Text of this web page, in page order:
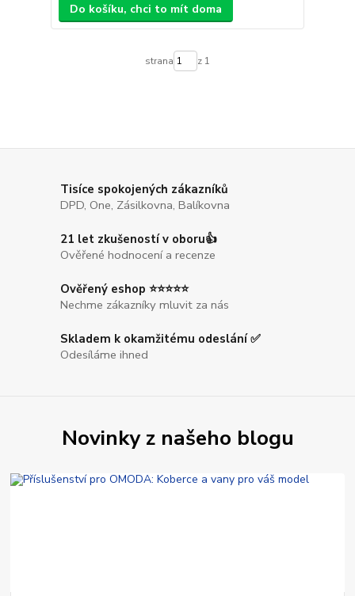
Do košíku, chci to mít doma
strana z 1
Tisíce spokojených zákazníků
DPD, One, Zásilkovna, Balíkovna
21 let zkušeností v oboru👍
Ověřené hodnocení a recenze
Ověřený eshop ⭐⭐⭐⭐⭐
Nechme zákazníky mluvit za nás
Skladem k okamžitému odeslání ✅
Odesíláme ihned
Novinky z našeho blogu